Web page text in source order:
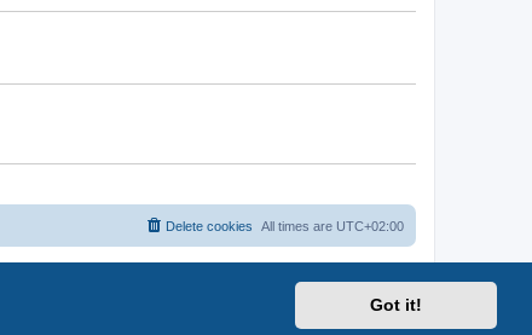
Got it!
s
t
l
t
All times are UTC+02:00
Delete cookies